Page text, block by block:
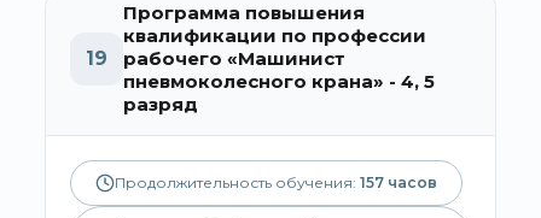
19
Программа повышения
квалификации по профессии
рабочего «Машинист
пневмоколесного крана» - 4, 5
разряд
Продолжительность обучения: 157 часов